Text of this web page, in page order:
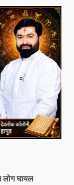
लोग घायल